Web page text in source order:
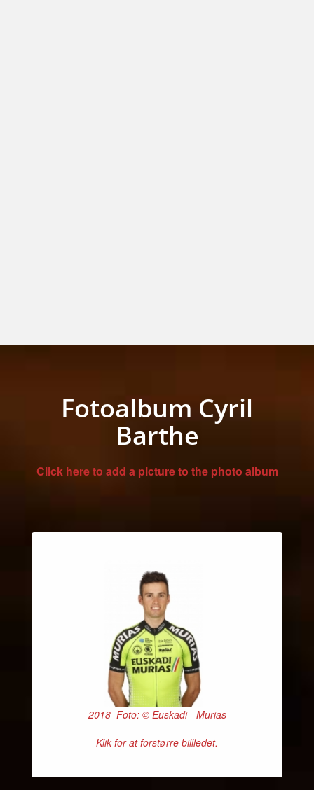
Fotoalbum Cyril
Barthe
Click here to add a picture to the photo album
2018 Foto: © Euskadi - Murias
Klik for at forstørre billledet.